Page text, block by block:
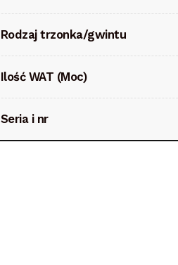
Rodzaj trzonka/gwintu
Ilość WAT (Moc)
Seria i nr